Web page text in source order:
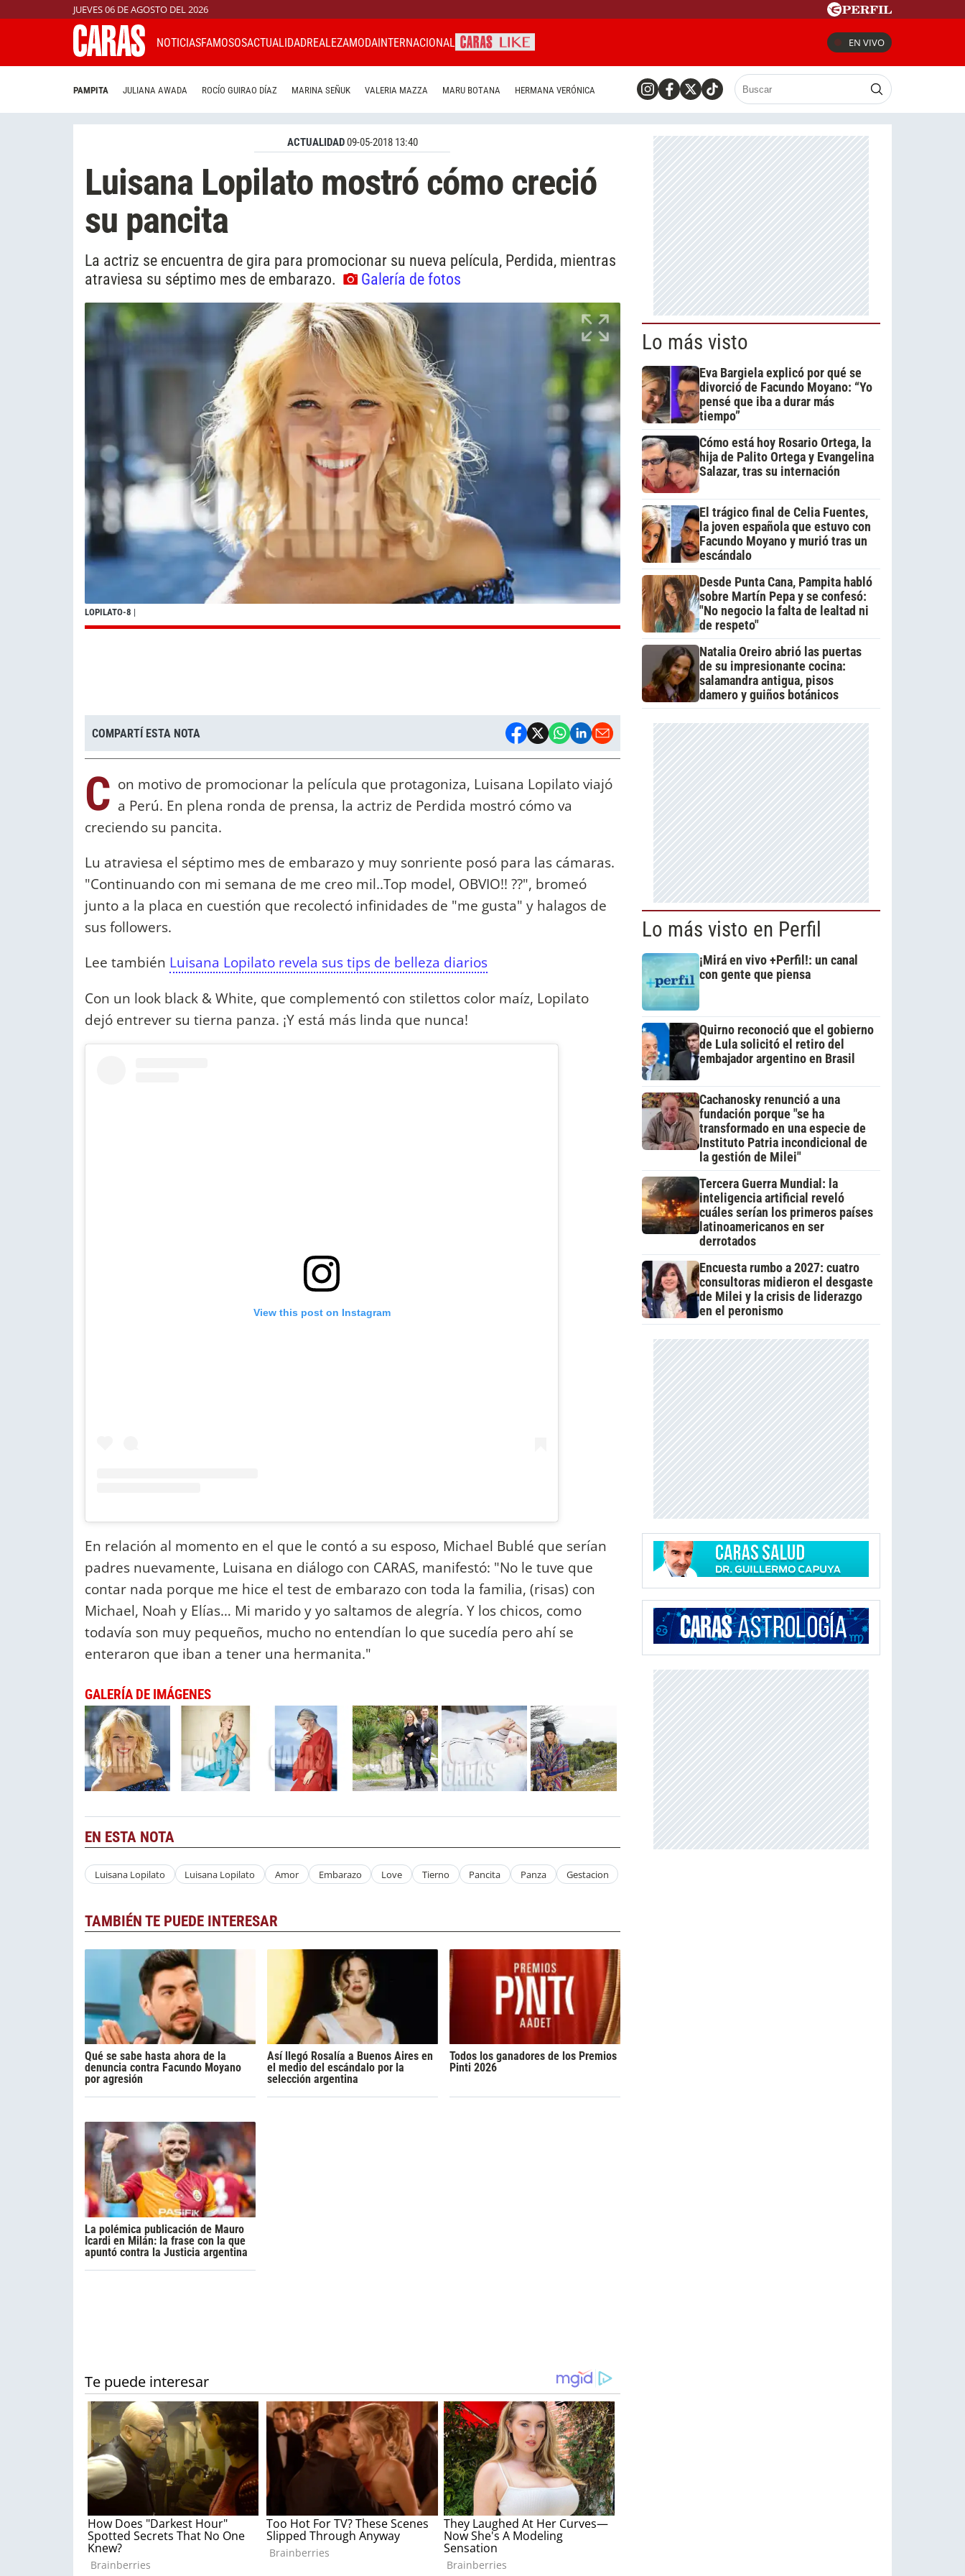
JUEVES 06 DE AGOSTO DEL 2026
NOTICIASFAMOSOSACTUALIDADREALEZAMODAINTERNACIONAL EN VIVO
PAMPITA JULIANA AWADA ROCÍO GUIRAO DÍAZ MARINA SEÑUK VALERIA MAZZA MARU BOTANA HERMANA VERÓNICA
ACTUALIDAD09-05-2018 13:40
Luisana Lopilato mostró cómo creció
su pancita
La actriz se encuentra de gira para promocionar su nueva película, Perdida, mientras
atraviesa su séptimo mes de embarazo.
Galería de fotos
LOPILATO-8 |
COMPARTÍ ESTA NOTA
C on motivo de promocionar la película que protagoniza, Luisana Lopilato viajó
a Perú. En plena ronda de prensa, la actriz de Perdida mostró cómo va
creciendo su pancita.
Lu atraviesa el séptimo mes de embarazo y muy sonriente posó para las cámaras.
"Continuando con mi semana de me creo mil..Top model, OBVIO!! ??", bromeó
junto a la placa en cuestión que recolectó infinidades de "me gusta" y halagos de
sus followers.
Lee también Luisana Lopilato revela sus tips de belleza diarios
Con un look black & White, que complementó con stilettos color maíz, Lopilato
dejó entrever su tierna panza. ¡Y está más linda que nunca!
View this post on Instagram
En relación al momento en el que le contó a su esposo, Michael Bublé que serían
padres nuevamente, Luisana en diálogo con CARAS, manifestó: "No le tuve que
contar nada porque me hice el test de embarazo con toda la familia, (risas) con
Michael, Noah y Elías… Mi marido y yo saltamos de alegría. Y los chicos, como
todavía son muy pequeños, mucho no entendían lo que sucedía pero ahí se
enteraron que iban a tener una hermanita."
GALERÍA DE IMÁGENES
EN ESTA NOTA
Luisana Lopilato Luisana Lopilato Amor Embarazo Love Tierno Pancita Panza Gestacion
TAMBIÉN TE PUEDE INTERESAR
Qué se sabe hasta ahora de la
denuncia contra Facundo Moyano
por agresión
Así llegó Rosalía a Buenos Aires en
el medio del escándalo por la
selección argentina
Todos los ganadores de los Premios
Pinti 2026
La polémica publicación de Mauro
Icardi en Milán: la frase con la que
apuntó contra la Justicia argentina
Lo más visto
Eva Bargiela explicó por qué se
divorció de Facundo Moyano: “Yo
pensé que iba a durar más
tiempo”
Cómo está hoy Rosario Ortega, la
hija de Palito Ortega y Evangelina
Salazar, tras su internación
El trágico final de Celia Fuentes,
la joven española que estuvo con
Facundo Moyano y murió tras un
escándalo
Desde Punta Cana, Pampita habló
sobre Martín Pepa y se confesó:
"No negocio la falta de lealtad ni
de respeto"
Natalia Oreiro abrió las puertas
de su impresionante cocina:
salamandra antigua, pisos
damero y guiños botánicos
Lo más visto en Perfil
¡Mirá en vivo +Perfil!: un canal
con gente que piensa
Quirno reconoció que el gobierno
de Lula solicitó el retiro del
embajador argentino en Brasil
Cachanosky renunció a una
fundación porque "se ha
transformado en una especie de
Instituto Patria incondicional de
la gestión de Milei"
Tercera Guerra Mundial: la
inteligencia artificial reveló
cuáles serían los primeros países
latinoamericanos en ser
derrotados
Encuesta rumbo a 2027: cuatro
consultoras midieron el desgaste
de Milei y la crisis de liderazgo
en el peronismo